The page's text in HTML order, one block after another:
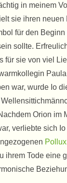
in meinem
sie ihren neuen
für den Beginn
sollte.
für sie von viel
war, wurde Io
Orion im
verliebte sich
Pollux
ihrem Tode eine